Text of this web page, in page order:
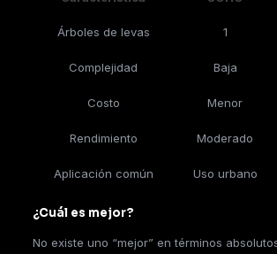
Árboles de levas 1
Complejidad Baja
Costo Menor
Rendimiento Moderado
Aplicación común Uso urbano
¿Cuál es mejor?
No existe uno “mejor” en términos